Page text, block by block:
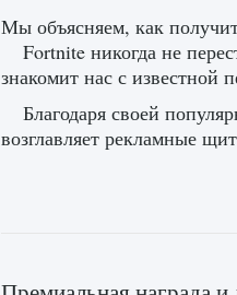
Мы объясняем, как
Fortnite никогда не
знакомит нас с
Благодаря своей
возглавляет рекламные